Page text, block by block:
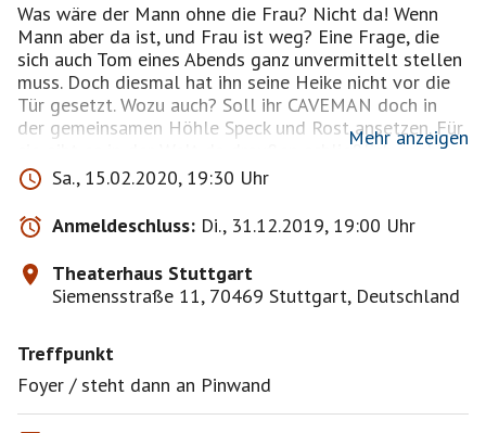
Was wäre der Mann ohne die Frau? Nicht da! Wenn
Mann aber da ist, und Frau ist weg? Eine Frage, die
sich auch Tom eines Abends ganz unvermittelt stellen
muss. Doch diesmal hat ihn seine Heike nicht vor die
Tür gesetzt. Wozu auch? Soll ihr CAVEMAN doch in
der gemeinsamen Höhle Speck und Rost ansetzen. Für
sie gibt es in der Welt da draußen schließlich noch
vieles zu entdecken und zu erforschen – der
Snowboardlehrer Giovanni hat dazu ein offenbar sehr
ansprechendes Studienprogramm vorbereitet...
Tom treibt der Mut der Verzweiflung derweil auf eine
zweistündige Expedition tief ins Reich der Männer, wo
er einem wahren Kuriositätenkabinett an Typen
einem "Dessdossderrron"-strotzenden Personaltrainer
und leider wieder einmal dem pedantischen Herrn
Papa. Aber auch Womanizer Helmut, ein singendes
Mehr anzeigen
Sa., 15.02.2020, 19:30 Uhr
Anmeldeschluss: Di., 31.12.2019, 19:00 Uhr
Theaterhaus Stuttgart
Siemensstraße 11, 70469 Stuttgart, Deutschland
Treffpunkt
Foyer / steht dann an Pinwand